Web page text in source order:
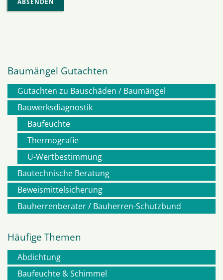
ABSENDEN
Baumängel Gutachten
Navigation
überspringen
Gutachten zu Bauschäden / Baumängel
Bauwerksdiagnostik
Baufeuchte
Thermografie
U-Wertbestimmung
Bautechnische Beratung
Beweismittelsicherung
Bauherrenberater / Bauherren-Schutzbund
Häufige Themen
Navigation
Abdichtung
Baufeuchte & Schimmel